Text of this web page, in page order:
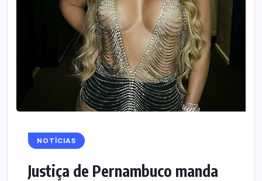
NOTÍCIAS
Justiça de Pernambuco manda